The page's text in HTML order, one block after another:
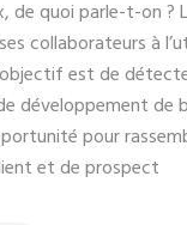
de quoi parle-t-on ?
collaborateurs à
est de
développement de
pour
et de prospect